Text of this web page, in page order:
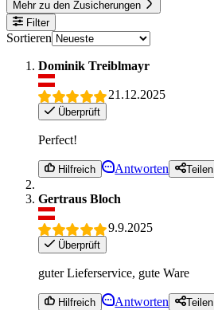
Mehr zu den Zusicherungen
Filter
Sortieren
Dominik Treiblmayr
21.12.2025
Überprüft
Perfect!
Hilfreich Antworten Teilen
Gertraus Bloch
9.9.2025
Überprüft
guter Lieferservice, gute Ware
Hilfreich Antworten Teilen